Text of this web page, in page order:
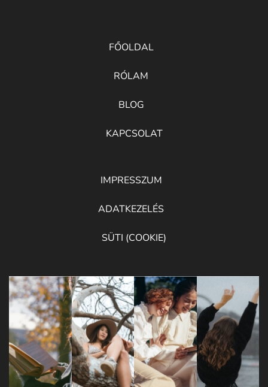
FŐOLDAL
RÓLAM
BLOG
KAPCSOLAT
IMPRESSZUM
ADATKEZELÉS
SÜTI (COOKIE)